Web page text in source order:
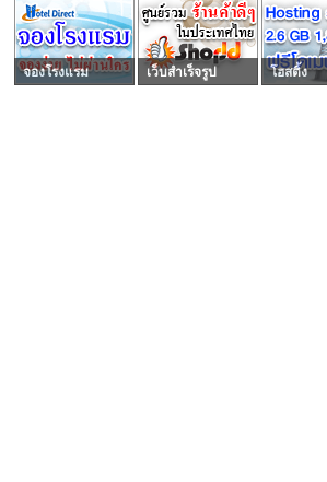
จองโรงแรม เว็บสำเร็จรูป โฮสติ้ง